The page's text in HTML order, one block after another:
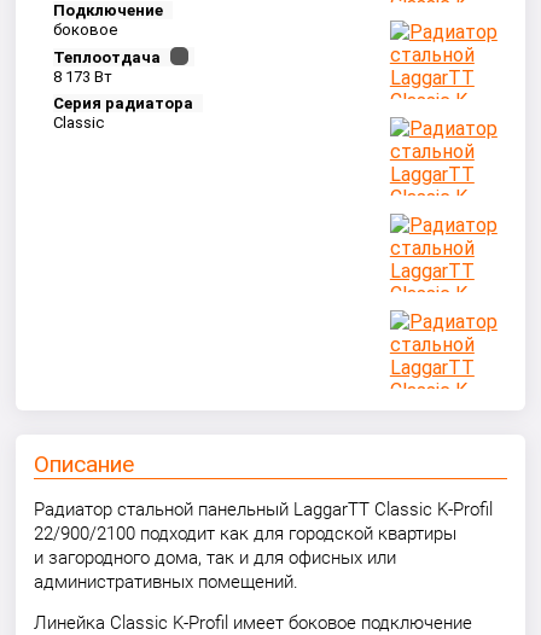
Подключение
боковое
Теплоотдача
8 173 Вт
Серия радиатора
Classic
Описание
Радиатор стальной панельный LaggarTT Classic K-Profil
22/900/2100 подходит как для городской квартиры
и загородного дома, так и для офисных или
административных помещений.
Линейка Classic K-Profil имеет боковое подключение